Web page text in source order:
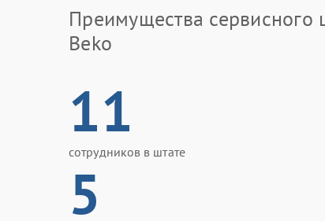
Преимущества сервисного
Beko
11
сотрудников в штате
5